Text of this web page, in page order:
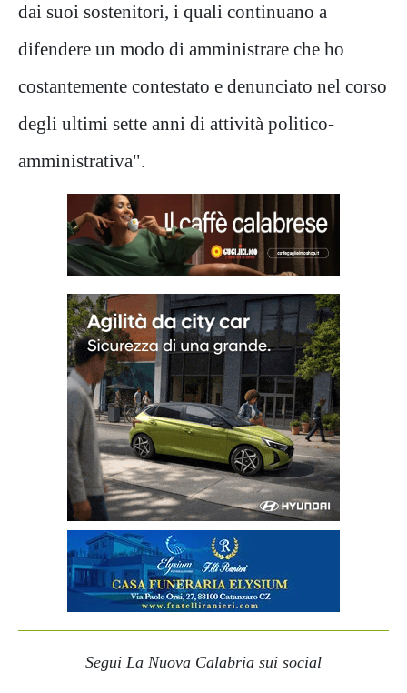
dai suoi sostenitori, i quali continuano a
difendere un modo di amministrare che ho
costantemente contestato e denunciato nel corso
degli ultimi sette anni di attività politico-
amministrativa".
Segui La Nuova Calabria sui social